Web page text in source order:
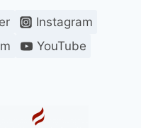
Instagram
YouTube